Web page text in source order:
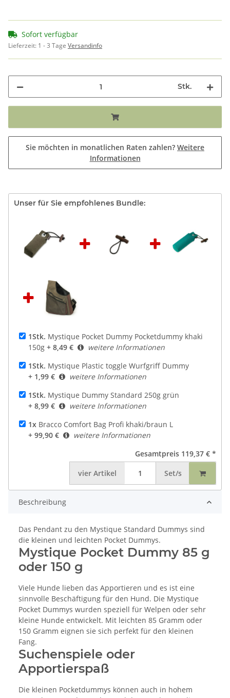
Sofort verfügbar
Lieferzeit: 1 - 3 Tage Versandinfo
Stk.
Sie möchten in monatlichen Raten zahlen? Weitere
Informationen
Unser für Sie empfohlenes Bundle:
1Stk. Mystique Pocket Dummy Pocketdummy khaki
150g + 8,49 €
weitere Informationen
1Stk. Mystique Plastic toggle Wurfgriff Dummy
+ 1,99 €
weitere Informationen
1Stk. Mystique Dummy Standard 250g grün
+ 8,99 €
weitere Informationen
1x Bracco Comfort Bag Profi khaki/braun L
+ 99,90 €
weitere Informationen
Gesamtpreis 119,37 € *
vier Artikel Set/s
Beschreibung
Das Pendant zu den Mystique Standard Dummys sind
die kleinen und leichten Pocket Dummys.
Mystique Pocket Dummy 85 g
oder 150 g
Viele Hunde lieben das Apportieren und es ist eine
sinnvolle Beschäftigung für den Hund. Die Mystique
Pocket Dummys wurden speziell für Welpen oder sehr
kleine Hunde entwickelt. Mit leichten 85 Gramm oder
150 Gramm eignen sie sich perfekt für den kleinen
Fang.
Suchenspiele oder
Apportierspaß
Die kleinen Pocketdummys können auch in hohem